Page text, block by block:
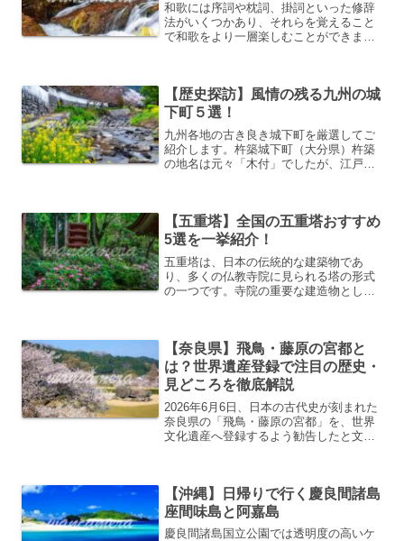
和歌には序詞や枕詞、掛詞といった修辞
法がいくつかあり、それらを覚えること
で和歌をより一層楽しむことができま
詞は、同音異義語を和歌の中...
【歴史探訪】風情の残る九州の城
下町５選！
九州各地の古き良き城下町を厳選してご
紹介します。杵築城下町（大分県）杵築
の地名は元々「木付」でしたが、江戸幕
うに塩屋の坂と酢屋の坂が...
【五重塔】全国の五重塔おすすめ
5選を一挙紹介！
五重塔は、日本の伝統的な建築物であ
り、多くの仏教寺院に見られる塔の形式
の一つです。寺院の重要な建造物として
であり、その五重塔の美しさや神聖さは
多くの人々に魅力を与え続けてきまし
た。そんな全国の五重塔の中から、特に
おすすめな5つを北から順に紹介します。
【奈良県】飛鳥・藤原の宮都と
は？世界遺産登録で注目の歴史・
見どころを徹底解説
2026年6月6日、日本の古代史が刻まれた
奈良県の「飛鳥・藤原の宮都」を、世界
文化遺産へ登録するよう勧告したと文化
天皇制度の確立、...
【沖縄】日帰りで行く慶良間諸島
座間味島と阿嘉島
慶良間諸島国立公園では透明度の高いケ